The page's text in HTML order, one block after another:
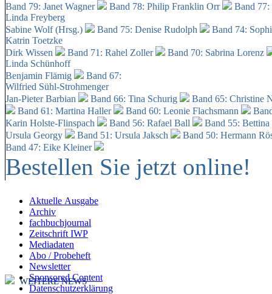
Band 79: Janet Wagner Band 78: Philip Franklin Orr
Band
Linda Freyberg
Sabine Wolf (Hrsg.)
Band 75: Denise Rudolph
Band 74:
Katrin Toetzke
Dirk Wissen
Band 71: Rahel Zoller
Band 70: Sabrina Lorenz
Linda Schünhoff
Benjamin Flämig
Band 67:
Wilfried Sühl-Strohmenger
Jan-Pieter Barbian
Band 66: Tina Schurig
Band 65: Christine
Band 61: Martina Haller
Band 60: Leonie Flachsmann
Karin Holste-Flinspach
Band 56: Rafael Ball
Band 55:
Ursula Georgy
Band 51: Ursula Jaksch Band 50: Hermann
Band 47: Eike Kleiner
Bestellen Sie jetzt online!
Aktuelle Ausgabe
Archiv
fachbuchjournal
Zeitschrift IWP
Mediadaten
Abo / Probeheft
Newsletter
Sponsored Content
Datenschutzerklärung
WEITERE NEWS